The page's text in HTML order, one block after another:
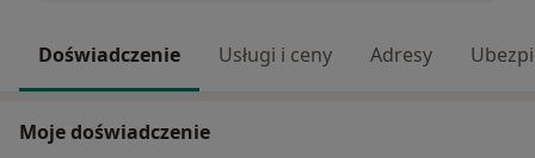
Doświadczenie Usługi i ceny Adresy
Moje doświadczenie